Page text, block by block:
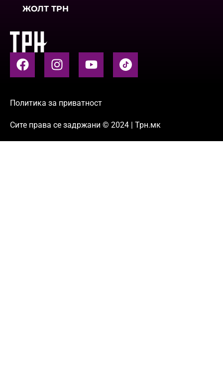
ЖОЛТ ТРН
Политика за приватност
Сите права се задржани © 2024 | Трн.мк